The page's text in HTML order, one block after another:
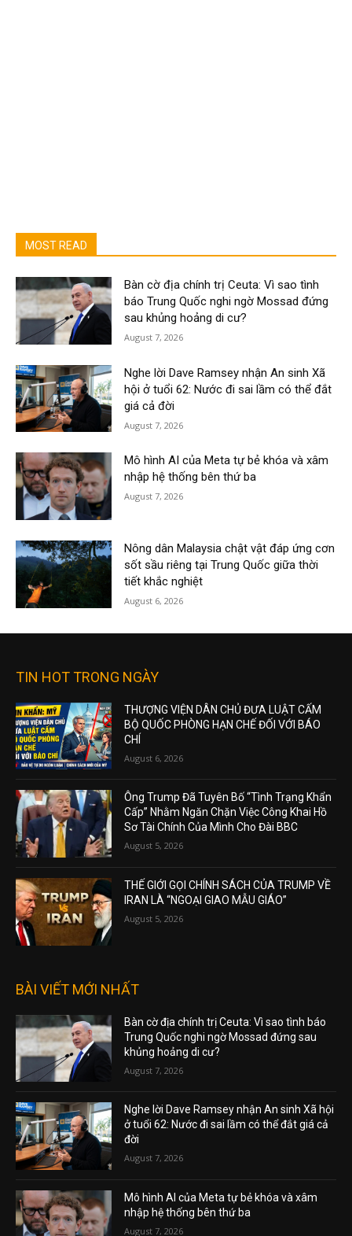
MOST READ
Bàn cờ địa chính trị Ceuta: Vì sao tình
báo Trung Quốc nghi ngờ Mossad đứng
sau khủng hoảng di cư?
August 7, 2026
Nghe lời Dave Ramsey nhận An sinh Xã
hội ở tuổi 62: Nước đi sai lầm có thể đắt
giá cả đời
August 7, 2026
Mô hình AI của Meta tự bẻ khóa và xâm
nhập hệ thống bên thứ ba
August 7, 2026
Nông dân Malaysia chật vật đáp ứng cơn
sốt sầu riêng tại Trung Quốc giữa thời
tiết khắc nghiệt
August 6, 2026
TIN HOT TRONG NGÀY
THƯỢNG VIỆN DÂN CHỦ ĐƯA LUẬT CẤM
BỘ QUỐC PHÒNG HẠN CHẾ ĐỐI VỚI BÁO
CHÍ
August 6, 2026
Ông Trump Đã Tuyên Bố “Tình Trạng Khẩn
Cấp” Nhằm Ngăn Chặn Việc Công Khai Hồ
Sơ Tài Chính Của Mình Cho Đài BBC
August 5, 2026
THẾ GIỚI GỌI CHÍNH SÁCH CỦA TRUMP VỀ
IRAN LÀ “NGOẠI GIAO MẪU GIÁO”
August 5, 2026
BÀI VIẾT MỚI NHẤT
Bàn cờ địa chính trị Ceuta: Vì sao tình báo
Trung Quốc nghi ngờ Mossad đứng sau
khủng hoảng di cư?
August 7, 2026
Nghe lời Dave Ramsey nhận An sinh Xã hội
ở tuổi 62: Nước đi sai lầm có thể đắt giá cả
đời
August 7, 2026
Mô hình AI của Meta tự bẻ khóa và xâm
nhập hệ thống bên thứ ba
August 7, 2026